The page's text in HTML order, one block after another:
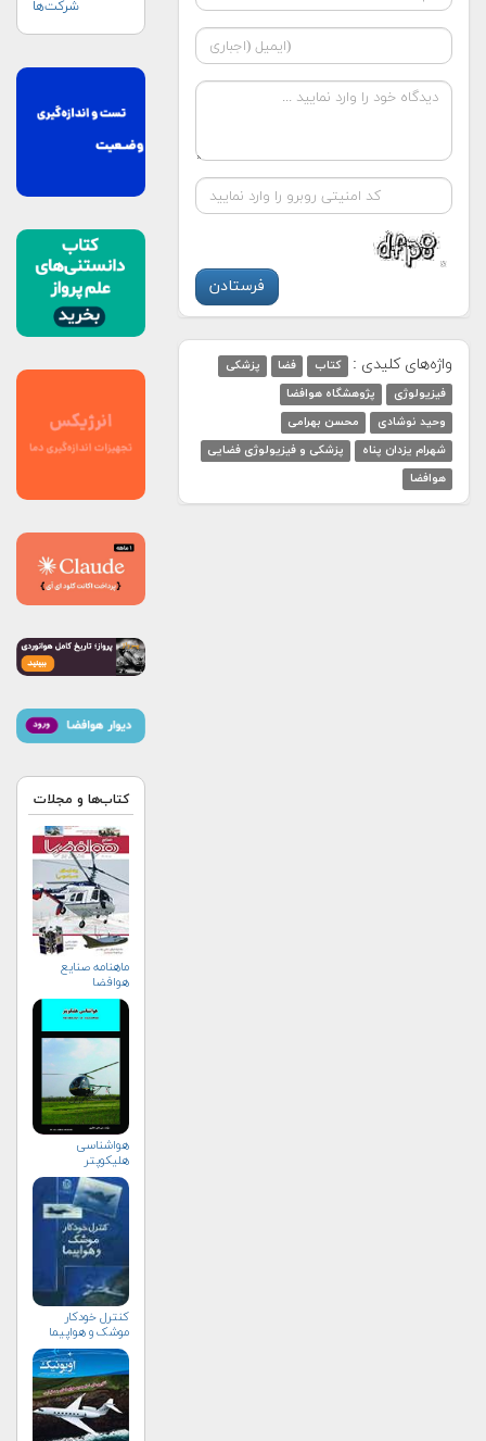
واژه‌های کلیدی : کتاب فضا
پزشکی
فیزیولوژی
پژوهشگاه هوافضا
وحید نوشادی
محسن بهرامی
شهرام یزدان پناه
پزشکی و فیزیولوژی فضایی
هوافضا
شرکت‌ها
کتاب‌ها و مجلات
ماهنامه صنايع
هوافضا
هواشناسی
هلیكوپتر
کنترل خودکار
موشک و هواپیما